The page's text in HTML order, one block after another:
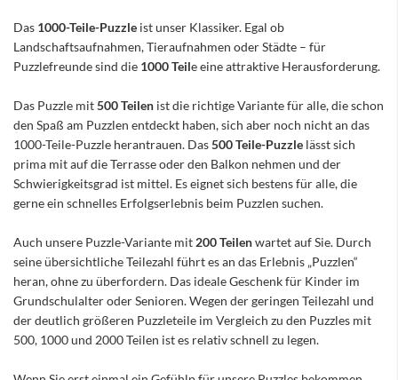
Das 1000-Teile-Puzzle ist unser Klassiker. Egal ob
Landschaftsaufnahmen, Tieraufnahmen oder Städte – für
Puzzlefreunde sind die 1000 Teile eine attraktive Herausforderung.
Das Puzzle mit500 Teilen ist die richtige Variante für alle, die schon
den Spaß am Puzzlen entdeckt haben, sich aber noch nicht an das
1000-Teile-Puzzle herantrauen. Das500 Teile-Puzzle lässt sich
prima mit auf die Terrasse oder den Balkon nehmen und der
Schwierigkeitsgrad ist mittel. Es eignet sich bestens für alle, die
gerne ein schnelles Erfolgserlebnis beim Puzzlen suchen.
Auch unsere Puzzle-Variante mit 200 Teilenwartet auf Sie. Durch
seine übersichtliche Teilezahl führt es an das Erlebnis „Puzzlen“
heran, ohne zu überfordern. Das ideale Geschenk für Kinder im
Grundschulalter oder Senioren. Wegen der geringen Teilezahl und
der deutlich größeren Puzzleteile im Vergleich zu den Puzzles mit
500, 1000 und 2000 Teilen ist es relativ schnell zu legen.